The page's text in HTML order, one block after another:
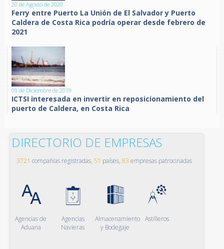
20 de Agosto de 2020
Ferry entre Puerto La Unión de El Salvador y Puerto
Caldera de Costa Rica podría operar desde febrero de
2021
09 de Diciembre de 2019
ICTSI interesada en invertir en reposicionamiento del
puerto de Caldera, en Costa Rica
DIRECTORIO DE EMPRESAS
3721 compañías registradas, 51 países, 83 empresas patrocinadas
Agencias de
Aduana
Agencias
Navieras
Almacenamiento
y Bodegaje
Astilleros